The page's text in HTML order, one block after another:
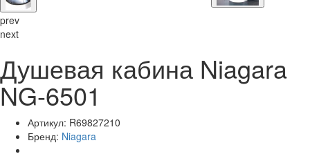
prev
next
Душевая кабина Niagara
NG-6501
Артикул: R69827210
Бренд: Niagara